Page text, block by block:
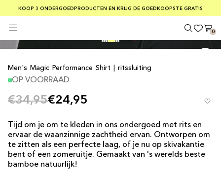
KOOP 3 ONDERGOEDPRODUCTEN EN KRIJG DE GOEDKOOPSTE GRATIS
GRATIS VERZENDING BIJ BESTELLINGEN BOVEN €75
VEILIGE BETALINGEN MET KLARNA
0
' width='100' height='100' >
Men's Magic Performance Shirt | ritssluiting
OP VOORRAAD
€34,95€24,95
Tijd om je om te kleden in ons ondergoed met rits en
ervaar de waanzinnige zachtheid ervan. Ontworpen om
te zitten als een perfecte laag, of je nu op skivakantie
bent of een zomeruitje. Gemaakt van 's werelds beste
bamboe natuurlijk!